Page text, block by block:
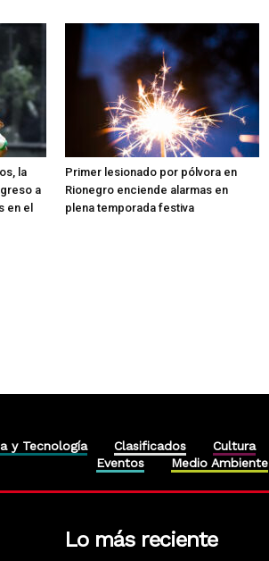
la
a
en el
Primer lesionado por pólvora en
Rionegro enciende alarmas en
plena temporada festiva
y Tecnología Clasificados Cultura
Eventos
Medio Ambiente
Lo más reciente